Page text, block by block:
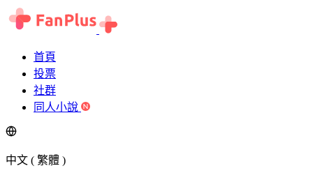
首頁
投票
社群
同人小說
中文 ( 繁體 )